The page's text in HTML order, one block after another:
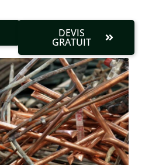
DEVIS
GRATUIT